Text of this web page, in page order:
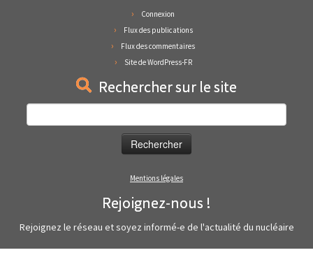
Connexion
Flux des publications
Flux des commentaires
Site de WordPress-FR
Rechercher sur le site
Mentions légales
Rejoignez-nous !
Rejoignez le réseau et soyez informé-e de l'actualité du nucléaire